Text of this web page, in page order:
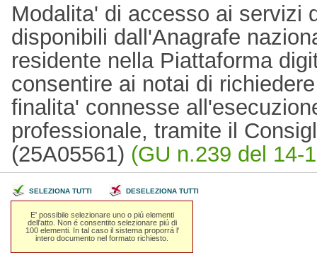
Modalita' di accesso ai servizi
disponibili dall'Anagrafe
residente nella Piattaforma
consentire ai notai di
finalita' connesse
professionale, tramite il
(25A05561) (GU n.239 del 14-
SELEZIONA TUTTI DESELEZIONA TUTTI
E' possibile selezionare uno o piú elementi
dell'atto. Non é consentito selezionare piú di
100 elementi. In tal caso il sistema proporrá l'
intero documento nel formato richiesto.